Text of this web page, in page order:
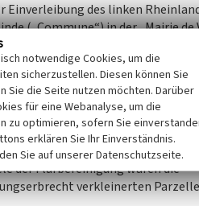
des linken
(„Commune“) in der „Mairie de
Verwaltung des Rheinlandes
der Bürgermeisterei bzw.
und Mayen durch die Aufhebung
der Kommunal- und
Flurbereinigung in der
der Flurbereinigung waren die
verkleinerten
notwendige Cookies, um die
sicherzustellen. Diesen können Sie
Sie die Seite nutzen möchten. Darüber
für eine Webanalyse, um die
zu optimieren, sofern Sie
erklären Sie Ihr Einverständnis.
Sie auf unserer Datenschutzseite.